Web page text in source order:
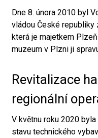
Dne 8. února 2010 byl
vládou České republiky
která je majetkem
muzeum v Plzni ji
Revitalizace
regionální
V květnu roku 2020
stavu technického